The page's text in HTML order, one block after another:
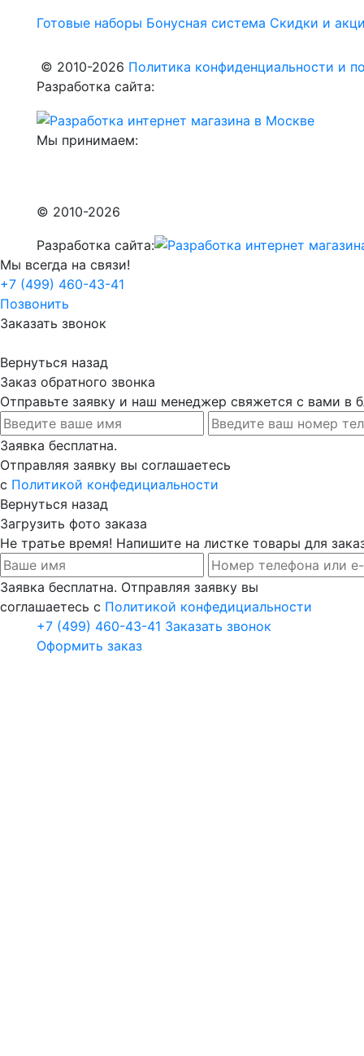
Готовые наборы Бонусная система Скидки и
© 2010-2026 Политика конфиденциальности и
Разработка сайта:
Мы принимаем:
© 2010-2026
Разработка сайта:
Мы всегда на связи!
+7 (499) 460-43-41
Позвонить
Заказать звонок
Вернуться назад
Заказ обратного звонка
Отправьте заявку и наш менеджер свяжется с вами в
Заявка бесплатна.
Отправляя заявку вы соглашаетесь
с Политикой конфедициальности
Вернуться назад
Загрузить фото заказа
Не тратье время! Напишите на листке товары для
Заявка бесплатна. Отправляя заявку вы
соглашаетесь с Политикой конфедициальности
+7 (499) 460-43-41 Заказать звонок
Оформить заказ